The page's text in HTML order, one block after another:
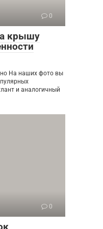
0
крышу
На наших фото вы
и аналогичный
0